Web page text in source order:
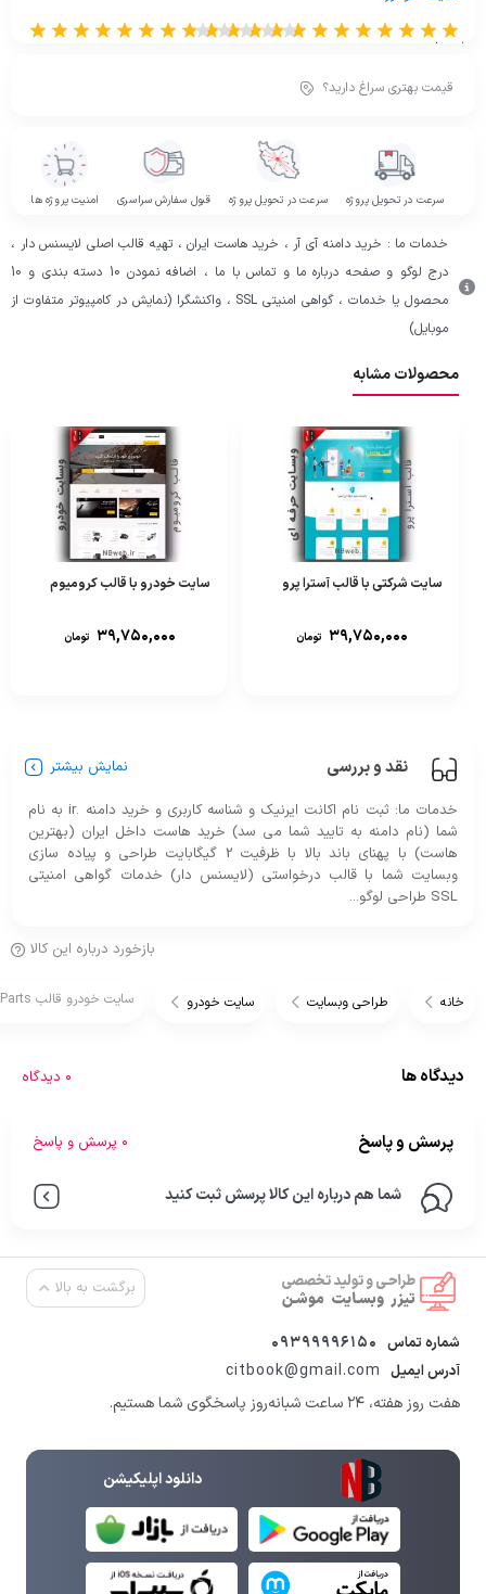
از 0 رای
قیمت بهتری سراغ دارید؟
سرعت در تحویل پروژه سرعت در تحویل پروژه قبول سفارش سراسری امنیت پروژه ها
خدمات ما : خرید دامنه آی آر ، خرید هاست ایران ، تهیه قالب اصلی لایسنس دار ،
درج لوگو و صفحه درباره ما و تماس با ما ، اضافه نمودن 10 دسته بندی و 10
محصول یا خدمات ، گواهی امنیتی SSL ، واکنشگرا (نمایش در کامپیوتر متفاوت از
موبایل)
محصولات مشابه
سایت شرکتی با قالب آسترا پرو
۳۹,۷۵۰,۰۰۰ تومان
سایت خودرو با قالب کرومیوم
۳۹,۷۵۰,۰۰۰ تومان
نقد و بررسی نمایش بیشتر
خدمات ما: ثبت نام اکانت ایرنیک و شناسه کاربری و خرید دامنه .ir به نام
شما (نام دامنه به تایید شما می سد) خرید هاست داخل ایران (بهترین
هاست) با پهنای باند بالا با ظرفیت 2 گیگابایت طراحی و پیاده سازی
وبسایت شما با قالب درخواستی (لایسنس دار) خدمات گواهی امنیتی
SSL طراحی لوگو...
بازخورد درباره این کالا
خانه طراحی وبسایت سایت خودرو سایت خودرو قالب RedParts
دیدگاه ها 0 دیدگاه
پرسش و پاسخ 0 پرسش و پاسخ
شما هم درباره این کالا پرسش ثبت کنید
برگشت به بالا
شماره تماس 09399996150
آدرس ایمیل citbook@gmail.com
هفت روز هفته، ۲۴ ساعت شبانه‌روز پاسخگوی شما هستیم.
دانلود اپلیکیشن